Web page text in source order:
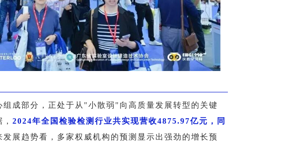
成部分，正处于从"小散弱"向高质量发展转型的关键
2024年全国检验检测行业共实现营收4875.97亿元，同
发展趋势看，多家权威机构的预测显示出强劲的增长预